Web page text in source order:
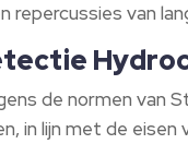
repercussies van
de normen van
in lijn met de eisen